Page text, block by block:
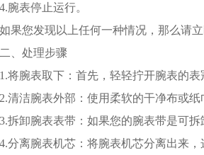
表停止运行。
您发现以上任何一种情况，那么请立
处理步骤
腕表取下：首先，轻轻拧开腕表的表
洁腕表外部：使用柔软的干净布或纸
卸腕表表带：如果您的腕表带是可拆
离腕表机芯：将腕表机芯分离出来，